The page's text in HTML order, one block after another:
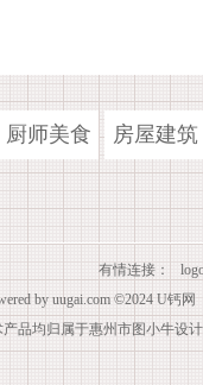
厨师美食 房屋建筑
有情连接：
by uugai.com ©2024 U钙网
品均归属于惠州市图小牛设